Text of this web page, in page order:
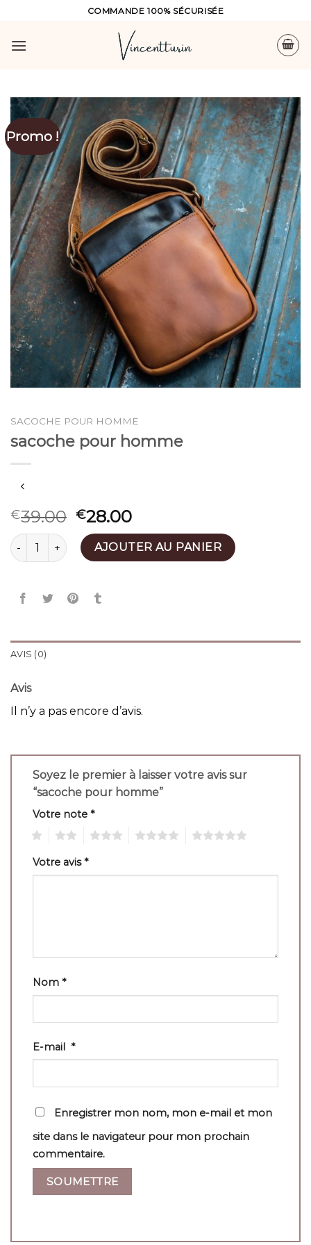
content
COMMANDE 100% SÉCURISÉE
Promo !
SACOCHE POUR HOMME
sacoche pour homme
€39.00 €28.00
quantité de sacoche pour homme
AJOUTER AU PANIER
AVIS (0)
Avis
Il n’y a pas encore d’avis.
Soyez le premier à laisser votre avis sur
“sacoche pour homme”
Votre note *
Votre avis*
Nom *
E-mail *
Enregistrer mon nom, mon e-mail et mon
site dans le navigateur pour mon prochain
commentaire.